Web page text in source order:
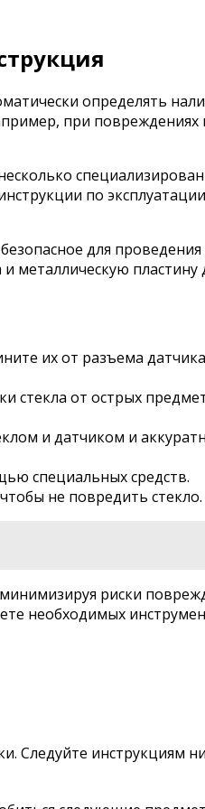
определять
при
по
для
металлическую
их от разъема
стекла от острых
и датчиком и
специальных средств.
не повредить стекло.
риски
необходимых
Следуйте инструкциям